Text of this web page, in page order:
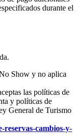
durante el
Show y no aplica
las políticas de
y políticas de
General de Turismo
reservas-cambios-y-